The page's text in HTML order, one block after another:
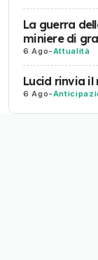
La guerra
miniere di
6 Ago-Attualità
Lucid rinvia il
6 Ago-